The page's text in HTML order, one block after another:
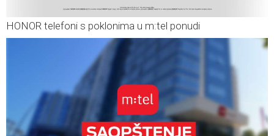
HONOR telefoni s poklonima u m:tel ponudi